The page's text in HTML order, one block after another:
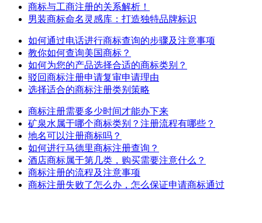
商标与工商注册的关系解析！
男装商标命名灵感库：打造独特品牌标识
如何通过电话进行商标查询的步骤及注意事项
教你如何查询美国商标？
如何为您的产品选择合适的商标类别？
驳回商标注册申请复审申请理由
选择适合的商标注册类别策略
商标注册需要多少时间才能办下来
矿泉水属于哪个商标类别？注册流程有哪些？
地名可以注册商标吗？
如何进行马德里商标注册查询？
酒店商标属于第几类，购买需要注意什么？
商标注册的流程及注意事项
商标注册失败了怎么办，怎么保证申请商标通过